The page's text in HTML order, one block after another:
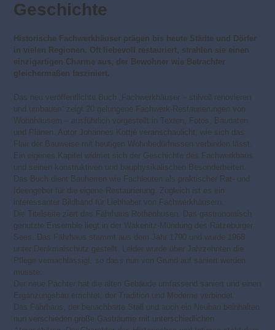
Geschichte
Historische Fachwerkhäuser prägen bis heute Städte und Dörfer
in vielen Regionen. Oft liebevoll restauriert, strahlen sie einen
einzigartigen Charme aus, der Bewohner wie Betrachter
gleichermaßen fasziniert.
Das neu veröffentlichte Buch „Fachwerkhäuser – stilvoll renovieren
und umbauen“ zeigt 20 gelungene Fachwerk-Restaurierungen von
Wohnhäusern – ausführlich vorgestellt in Texten, Fotos, Baudaten
und Plänen. Autor Johannes Kottjé veranschaulicht, wie sich das
Flair der Bauweise mit heutigen Wohnbedürfnissen verbinden lässt.
Ein eigenes Kapitel widmet sich der Geschichte des Fachwerkbaus
und seinen konstruktiven und bauphysikalischen Besonderheiten.
Das Buch dient Bauherren wie Fachleuten als praktischer Rat- und
Ideengeber für die eigene Restaurierung. Zugleich ist es ein
interessanter Bildband für Liebhaber von Fachwerkhäusern.
Die Titelseite ziert das Fährhaus Rothenhusen. Das gastronomisch
genutzte Ensemble liegt in der Wakenitz-Mündung des Ratzeburger
Sees. Das Fährhaus stammt aus dem Jahr 1790 und wurde 1968
unter Denkmalschutz gestellt. Leider wurde über Jahrzehnten die
Pflege vernachlässigt, so dass nun von Grund auf saniert werden
musste.
Der neue Pächter hat die alten Gebäude umfassend saniert und einen
Ergänzungsbau errichtet, der Tradition und Moderne verbindet.
Das Fährhaus, der benachbarte Stall und auch ein Neubau beinhalten
nun verschieden große Gasträume mit unterschiedlichen